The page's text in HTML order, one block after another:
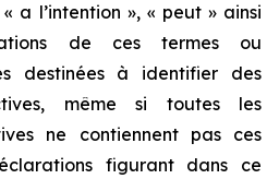
a l’intention », « peut » ainsi
de ces termes ou
destinées à identifier des
même si toutes les
ne contiennent pas ces
figurant dans ce